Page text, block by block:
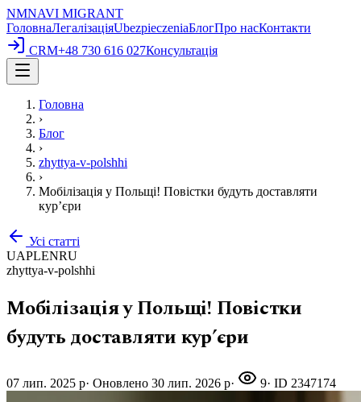
NMNAVI MIGRANT
ГоловнаЛегалізаціяUbezpieczeniaБлогПро насКонтакти
CRM+48 730 616 027Консультація
Головна
›
Блог
›
zhyttya-v-polshhi
›
Мобілізація у Польщі! Повістки будуть доставляти
кур’єри
Усі статті
UAPLENRU
zhyttya-v-polshhi
Мобілізація у Польщі! Повістки
будуть доставляти кур’єри
07 лип. 2025 р· Оновлено 30 лип. 2026 р· 9· ID 2347174